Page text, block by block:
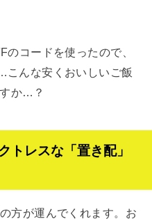
コードを使ったので、
こんな安くおいしいご飯
か…？
トレスな「置き配」
方が運んでくれます。お